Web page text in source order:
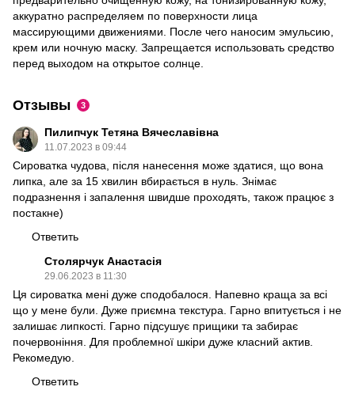
аккуратно распределяем по поверхности лица
массирующими движениями. После чего наносим эмульсию,
крем или ночную маску. Запрещается использовать средство
перед выходом на открытое солнце.
Отзывы 3
Пилипчук Тетяна Вячеславівна
11.07.2023 в 09:44
Сироватка чудова, після нанесення може здатися, що вона
липка, але за 15 хвилин вбирається в нуль. Знімає
подразнення і запалення швидше проходять, також працює з
постакне)
Ответить
Столярчук Анастасія
29.06.2023 в 11:30
Ця сироватка мені дуже сподобалося. Напевно краща за всі
що у мене були. Дуже приємна текстура. Гарно впитується і не
залишає липкості. Гарно підсушує прищики та забирає
почервоніння. Для проблемної шкіри дуже класний актив.
Рекомедую.
Ответить